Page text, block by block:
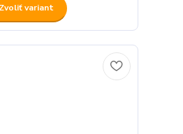
Zvoliť variant